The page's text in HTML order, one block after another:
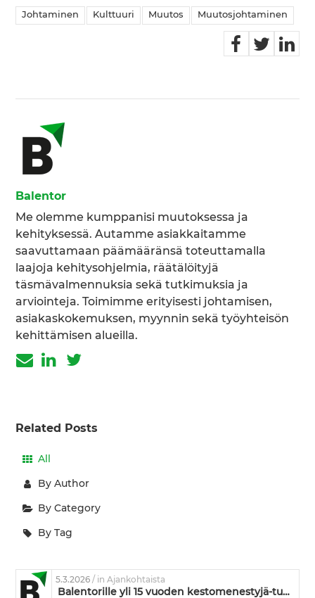
Johtaminen Kulttuuri Muutos Muutosjohtaminen
Balentor
Me olemme kumppanisi muutoksessa ja
kehityksessä. Autamme asiakkaitamme
saavuttamaan päämääränsä toteuttamalla
laajoja kehitysohjelmia, räätälöityjä
täsmävalmennuksia sekä tutkimuksia ja
arviointeja. Toimimme erityisesti johtamisen,
asiakaskokemuksen, myynnin sekä työyhteisön
kehittämisen alueilla.
Related Posts
All
By Author
By Category
By Tag
5.3.2026/ in Ajankohtaista
Balentorille yli 15 vuoden kestomenestyjä-tunnustus